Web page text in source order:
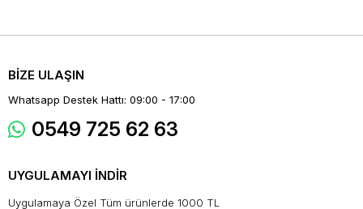
BİZE ULAŞIN
Whatsapp Destek Hattı: 09:00 - 17:00
0549 725 62 63
UYGULAMAYI İNDİR
Uygulamaya Özel Tüm ürünlerde 1000 TL